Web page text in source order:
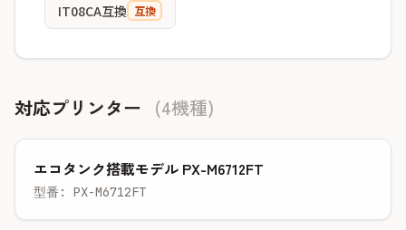
IT08CA互換 互換
対応プリンター (4機種)
エコタンク搭載モデル PX-M6712FT
型番: PX-M6712FT